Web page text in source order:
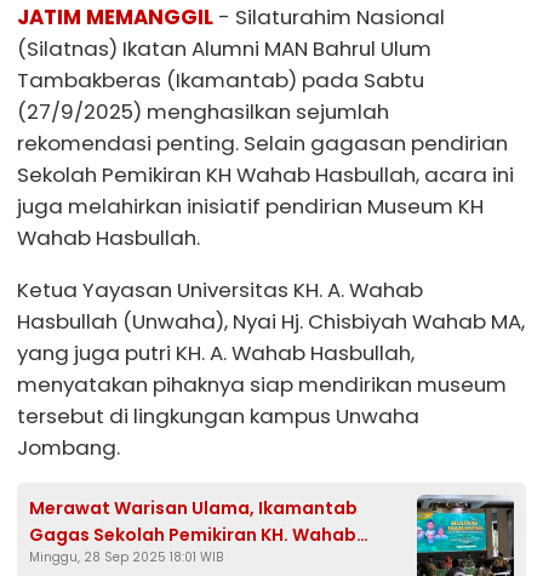
JATIM MEMANGGIL - Silaturahim Nasional
(Silatnas) Ikatan Alumni MAN Bahrul Ulum
Tambakberas (Ikamantab) pada Sabtu
(27/9/2025) menghasilkan sejumlah
rekomendasi penting. Selain gagasan pendirian
Sekolah Pemikiran KH Wahab Hasbullah, acara ini
juga melahirkan inisiatif pendirian Museum KH
Wahab Hasbullah.
Ketua Yayasan Universitas KH. A. Wahab
Hasbullah (Unwaha), Nyai Hj. Chisbiyah Wahab MA,
yang juga putri KH. A. Wahab Hasbullah,
menyatakan pihaknya siap mendirikan museum
tersebut di lingkungan kampus Unwaha
Jombang.
Merawat Warisan Ulama, Ikamantab
Gagas Sekolah Pemikiran KH. Wahab
Hasbullah
Minggu, 28 Sep 2025 18:01 WIB